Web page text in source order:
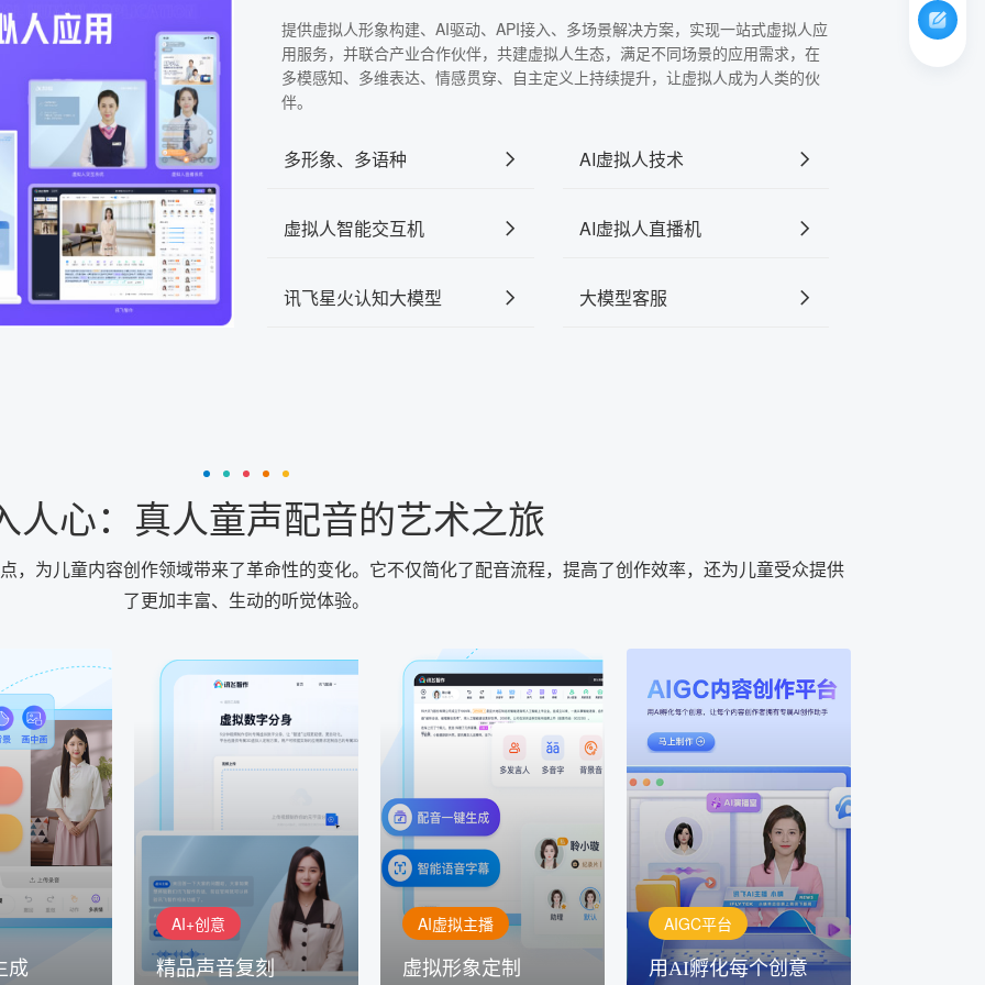
提供虚拟人形象构建、AI驱动、API接入、多场景解决方案，实现一站式虚拟人应
用服务，并联合产业合作伙伴，共建虚拟人生态，满足不同场景的应用需求，在
多模感知、多维表达、情感贯穿、自主定义上持续提升，让虚拟人成为人类的伙
伴。
多形象、多语种 AI虚拟人技术
虚拟人智能交互机 AI虚拟人直播机
讯飞星火认知大模型 大模型客服
人心：真人童声配音的艺术之旅
，为儿童内容创作领域带来了革命性的变化。它不仅简化了配音流程，提高了创作效率，还为儿童受众提供
了更加丰富、生动的听觉体验。
成
球领先的
AI音频制作
、选择发音
专业音频
AI+创意
精品声音复刻
AI+创意
精品声音复刻
AI+创意：AIGC 能力集中展
示窗口，体验 AIGC 给生活
AI虚拟主播
虚拟形象定制
虚拟形象定制
讯飞智作：让每一个内容创
作者高效生产灵活定制
AIGC平台
用AI孵化每个创意
AIGC平台
用AI孵化每个创意
讯飞AIGC平台：让每个创
作者都拥有自己的专注AI创
作助手